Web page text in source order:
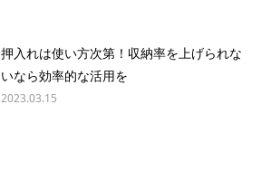
押入れは使い方次第！収納率を上げられな
いなら効率的な活用を
2023.03.15